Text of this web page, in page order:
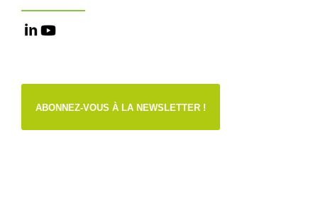
ABONNEZ-VOUS À LA NEWSLETTER !